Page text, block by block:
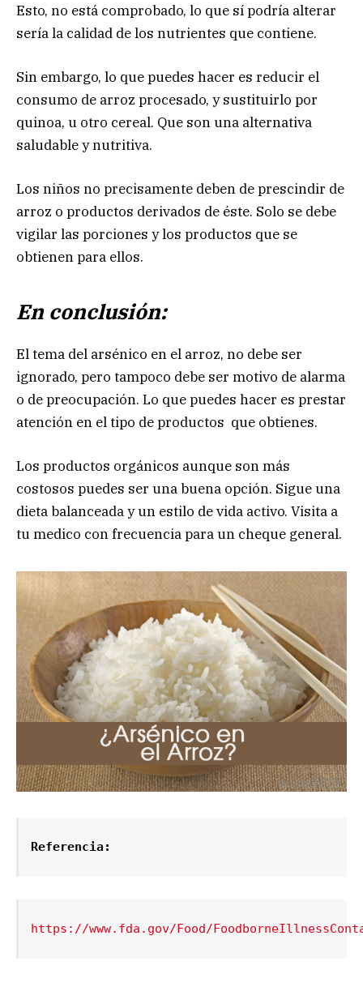
Esto, no está comprobado, lo que sí podría alterar
sería la calidad de los nutrientes que contiene.
Sin embargo, lo que puedes hacer es reducir el
consumo de arroz procesado, y sustituirlo por
quinoa, u otro cereal. Que son una alternativa
saludable y nutritiva.
Los niños no precisamente deben de prescindir de
arroz o productos derivados de éste. Solo se debe
vigilar las porciones y los productos que se
obtienen para ellos.
En conclusión:
El tema del arsénico en el arroz, no debe ser
ignorado, pero tampoco debe ser motivo de alarma
o de preocupación. Lo que puedes hacer es prestar
atención en el tipo de productos que obtienes.
Los productos orgánicos aunque son más
costosos puedes ser una buena opción. Sigue una
dieta balanceada y un estilo de vida activo. Visita a
tu medico con frecuencia para un cheque general.
Referencia:
https://www.fda.gov/Food/